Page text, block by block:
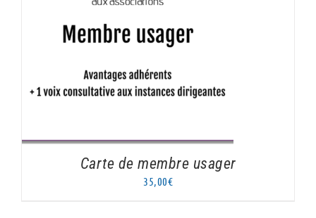
AJOUTER AU PANIER / DÉTAILS
Carte de membre usager
35,00€